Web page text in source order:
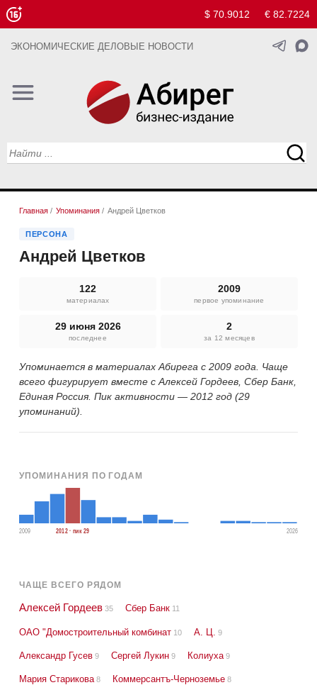
$ 70.9012 € 82.7224
ЭКОНОМИЧЕСКИЕ ДЕЛОВЫЕ НОВОСТИ
Главная / Упоминания / Андрей Цветков
ПЕРСОНА
Андрей Цветков
122
материалах
2009
первое упоминание
29 июня 2026
последнее
2
за 12 месяцев
Упоминается в материалах Абирега с 2009 года. Чаще
всего фигурирует вместе с Алексей Гордеев, Сбер Банк,
Единая Россия. Пик активности — 2012 год (29
упоминаний).
УПОМИНАНИЯ ПО ГОДАМ
2009 2012 · пик 29 2026
ЧАЩЕ ВСЕГО РЯДОМ
Алексей Гордеев 35 Сбер Банк 11
ОАО "Домостроительный комбинат 10 А. Ц. 9
Александр Гусев 9 Сергей Лукин 9 Колиуха 9
Мария Старикова 8 Коммерсантъ-Черноземье 8